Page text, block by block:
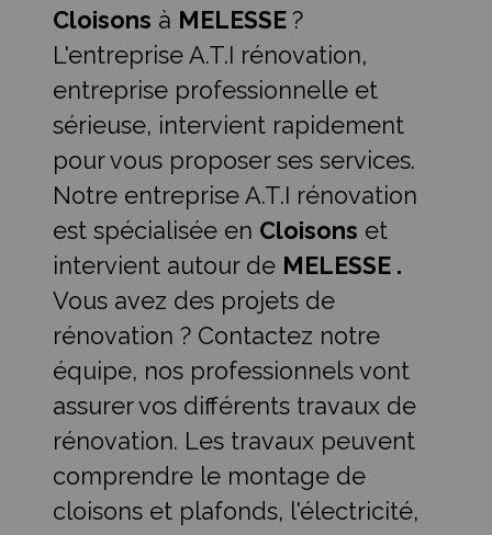
Cloisons à MELESSE ?
L'entreprise A.T.I rénovation,
entreprise professionnelle et
sérieuse, intervient rapidement
pour vous proposer ses services.
Notre entreprise A.T.I rénovation
est spécialisée en Cloisons et
intervient autour de MELESSE .
Vous avez des projets de
rénovation ? Contactez notre
équipe, nos professionnels vont
assurer vos différents travaux de
rénovation. Les travaux peuvent
comprendre le montage de
cloisons et plafonds, l'électricité,